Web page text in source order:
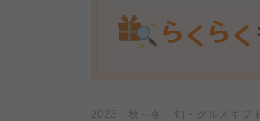
2023 秋～冬 旬・グルメギフト